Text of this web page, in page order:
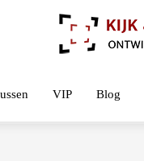
VIP Blog